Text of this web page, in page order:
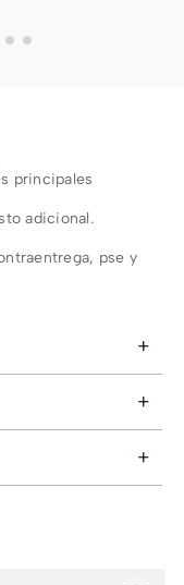
principales
adicional.
pse y
+
+
+